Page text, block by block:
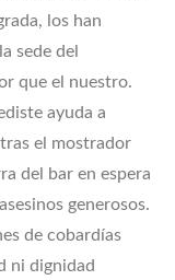
los han
sede del
que el nuestro.
ayuda a
el mostrador
del bar en espera
generosos.
de cobardías
ni dignidad